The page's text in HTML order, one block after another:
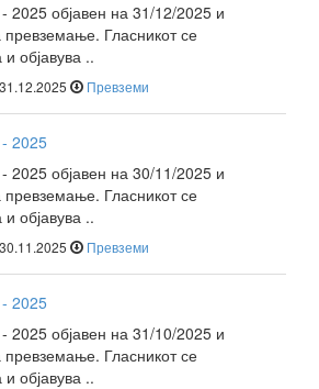
2025 објавен на 31/12/2025 и
Гласникот се
објавува ..
Превземи
2025
2025 објавен на 30/11/2025 и
Гласникот се
објавува ..
Превземи
2025
2025 објавен на 31/10/2025 и
Гласникот се
објавува ..